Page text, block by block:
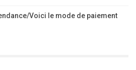
Voici le mode de paiement